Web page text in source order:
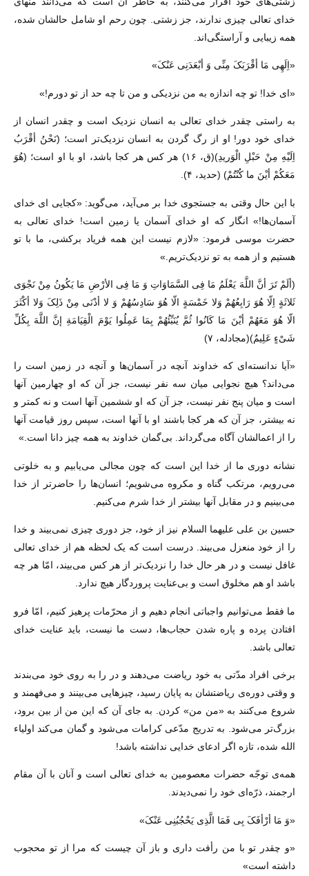
خداى تعالى چیزى ندارند، جز زشتى. چون رحم او شامل حالشان شده،
همه زیبایى و آراستگى‌اند.
«اِلَهِی مَا أقْرَبَکَ مِنِّی وَ أبْعَدَنِی عَنْکَ»
«اى خدا! تو چه اندازه به من نزدیکى و من تا چه حد از تو دورم!»
به راستى چقدر خداى تعالى به انسان نزدیک است و چقدر انسان از
خداى خود دور! او از رگ گردن به انسان نزدیک‌تر است؛ (نَحْنُ أقْرَبُ
اِلَیْهِ مِنْ حَبْلِ الْوَریدِ)(ق، ۱۶) هر کس هر کجا باشد، او با او است؛ (هُوَ
مَعَکُمْ أیْنَ ما کُنْتُمْ) (حدید، ۴).
با این حال وقتى به جستجوى خدا بر مى‌آید، مى‌گوید: «کجایى اى خداى
آسمان‌ها!» انگار که او خداى آسمان یا زمین است! خداى تعالى به
حضرت موسى فرمود: «لازم نیست این همه فریاد برکشى، ما با تو
هستیم و از همه به تو نزدیک‌تریم.»
(ألَمْ تَرَ أنَّ اللَّهَ یَعْلَمُ مَا فِی السَّمَاوَاتِ وَ مَا فِی الأرْضِ مَا یَکُونُ مِنْ نَجْوَى
ثَلاثَةٍ اِلّا هُوَ رَابِعُهُمْ وَلا خَمْسَةٍ الّا هُوَ سَادِسُهُمْ وَ لا أدْنَى مِنْ ذَلِکَ وَلا أکْثَرَ
الّا هُوَ مَعَهُمْ أیْنَ مَا کَانُوا ثُمَّ یُنَبِّئُهُمْ بِمَا عَمِلُوا یَوْمَ الْقِیَامَةِ إنَّ اللَّهَ بِکُلِّ
شَیْءٍ عَلِیمٌ)(مجادله، ۷)
«آیا ندانسته‌اى که خداوند آنچه در آسمان‌ها و آنچه در زمین است را
مى‌داند؟ هیچ نجوایى میان سه نفر نیست، جز آن که او چهارمین آنها
است و میان پنج نفر نیست، جز آن که او ششمین آنها است و نه کمتر و
نه بیشتر، جز آن که هر کجا باشند او با آنها است، سپس روز قیامت آنها
را از اعمالشان آگاه مى‌گرداند. بى‌گمان خداوند به همه چیز دانا است.»
نشانه دورى ما از خدا این است که چون مجالى مى‌یابیم و به خلوتى
مى‌رویم، مرتکب گناه و مکروه مى‌شویم؛ انسان‌ها را حاضرتر از خدا
مى‌بینیم و در مقابل آنها بیشتر از خدا شرم مى‌کنیم.
حسین بن على علیهما السلام نیز از خود، جز دورى چیزى نمى‌بیند و خدا
را از خود منعزل مى‌بیند. درست است که یک لحظه هم از خداى تعالى
غافل نیست و در هر حال خدا را نزدیک‌تر از هر کس مى‌بیند، امّا هر چه
باشد او هم مخلوق است و بى‌عنایت پروردگار هیچ ندارد.
ما فقط مى‌توانیم واجباتى انجام دهیم و از محرّمات پرهیز کنیم، امّا فرو
افتادن پرده و پاره شدن حجاب‌ها، دست ما نیست، باید عنایت خداى
تعالى باشد.
برخى افراد مدّتى به خود ریاضت مى‌دهند و در را به روى خود مى‌بندند
و وقتى دوره‌ى ریاضتشان به پایان رسید، چیزهایى مى‌بینند و مى‌فهمند و
شروع مى‌کنند به «من من» کردن. به جاى آن که این من از بین برود،
بزرگ‌تر مى‌شود. به تدریج مدّعى کرامات مى‌شود و گمان مى‌کند اولیاء
الله شده، تازه اگر ادعاى خدایى نداشته باشد!
همه‌ى توجّه حضرات معصومین به خداى تعالى است و آنان با آن مقام
ارجمند، ذرّه‌اى خود را نمى‌دیدند.
«وَ مَا أرْأفَکَ بِی فَمَا الَّذِی یَحْجُبُنِی عَنْکَ»
«و چقدر تو با من رأفت دارى و باز آن چیست که مرا از تو محجوب
داشته است»